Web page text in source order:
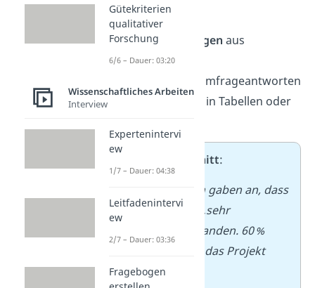
entschieden hast:
Häufigste Aussagen aus
Interviews
von Umfrageantworten
in Tabellen oder
Beispielausschnitt:
75 % der Befragten gaben an, dass
sie das Thema als „sehr
interessant“ empfanden. 60 %
fühlten sich durch das Projekt
motiviert.
Gütekriterien
qualitativer
Forschung
6/6 – Dauer: 03:20
Wissenschaftliches Arbeiten
Interview
Expertenintervi
ew
1/7 – Dauer: 04:38
Leitfadenintervi
ew
2/7 – Dauer: 03:36
Fragebogen